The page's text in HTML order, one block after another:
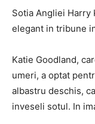
Sotia Angliei Harry
elegant in tribune
Katie Goodland,
umeri, a optat
albastru deschis,
inveseli sotul. In